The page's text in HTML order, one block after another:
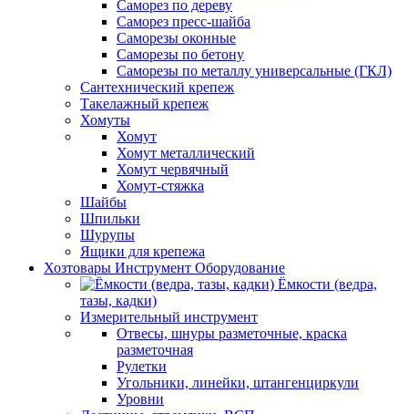
Саморез по дереву
Саморез пресс-шайба
Саморезы оконные
Саморезы по бетону
Саморезы по металлу универсальные (ГКЛ)
Сантехнический крепеж
Такелажный крепеж
Хомуты
Хомут
Хомут металлический
Хомут червячный
Хомут-стяжка
Шайбы
Шпильки
Шурупы
Ящики для крепежа
Хозтовары Инструмент Оборудование
Ёмкости (ведра,
тазы, кадки)
Измерительный инструмент
Отвесы, шнуры разметочные, краска
разметочная
Рулетки
Угольники, линейки, штангенциркули
Уровни